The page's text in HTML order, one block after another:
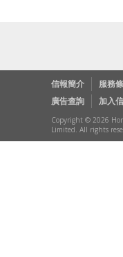
信報簡介 服務
廣告查詢
加入
Copyright © 2026
Limited. All rights